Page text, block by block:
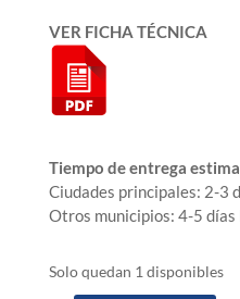
VER FICHA TÉCNICA
Tiempo de entrega
Ciudades principales: 2-3
Otros municipios: 4-5 días
Solo quedan 1 disponibles